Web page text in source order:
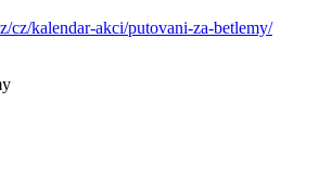
cz/kalendar-akci/putovani-za-betlemy/